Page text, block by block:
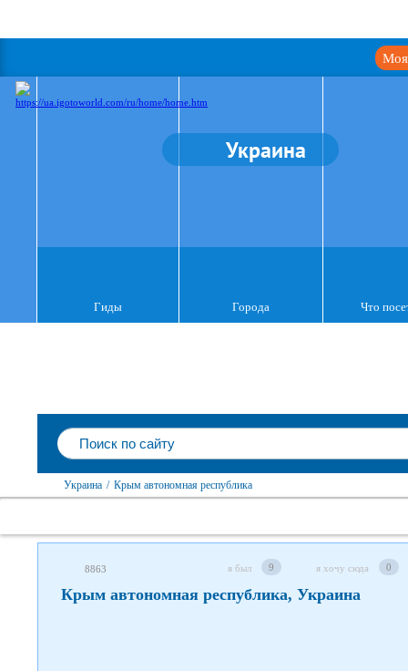
Моя
Украина
Гиды Города Что
Украина / Крым автономная республика
8863 я был 9 я хочу сюда 0
Крым автономная республика, Украина